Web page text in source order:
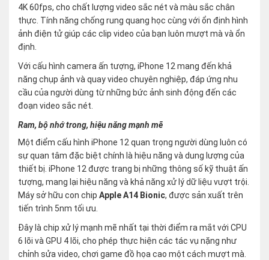
4K 60fps, cho chất lượng video sắc nét và màu sắc chân
thực. Tính năng chống rung quang học cùng với ổn định hình
ảnh điện tử giúp các clip video của bạn luôn mượt mà và ổn
định.
Với cấu hình camera ấn tượng, iPhone 12 mang đến khả
năng chụp ảnh và quay video chuyên nghiệp, đáp ứng nhu
cầu của người dùng từ những bức ảnh sinh động đến các
đoạn video sắc nét.
Ram, bộ nhớ trong, hiệu năng mạnh mẽ
Một điểm cấu hình iPhone 12 quan trọng người dùng luôn có
sự quan tâm đặc biệt chính là hiệu năng và dung lượng của
thiết bị. iPhone 12 được trang bị những thông số kỹ thuật ấn
tượng, mang lại hiệu năng và khả năng xử lý dữ liệu vượt trội.
Máy sở hữu con chip Apple A14 Bionic, được sản xuất trên
tiến trình 5nm tối ưu.
Đây là chip xử lý mạnh mẽ nhất tại thời điểm ra mắt với CPU
6 lõi và GPU 4 lõi, cho phép thực hiện các tác vụ nặng như
chỉnh sửa video, chơi game đồ họa cao một cách mượt mà.